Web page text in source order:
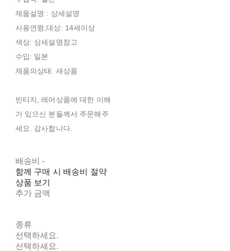
제품설명 : 상세설명
사용연령,대상: 14세이상
색상: 상세설명참고
수입: 일본
제품의상태: 새상품
빈티지, 레어상품에 대한 이해
가 있으신 분들께서 주문해주
세요. 감사합니다.
배송비-
함께 구매 시 배송비 절약
상품 보기
추가 금액
종류
선택하세요.
선택하세요.